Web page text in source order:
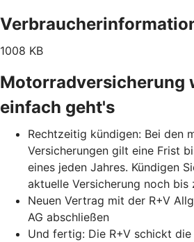
1008 KB
Motorradversicherung
einfach geht's
Rechtzeitig kündigen: Bei den
Versicherungen gilt eine Frist
eines jeden Jahres. Kündigen
aktuelle Versicherung noch bis
Neuen Vertrag mit der R+V
AG abschließen
Und fertig: Die R+V schickt